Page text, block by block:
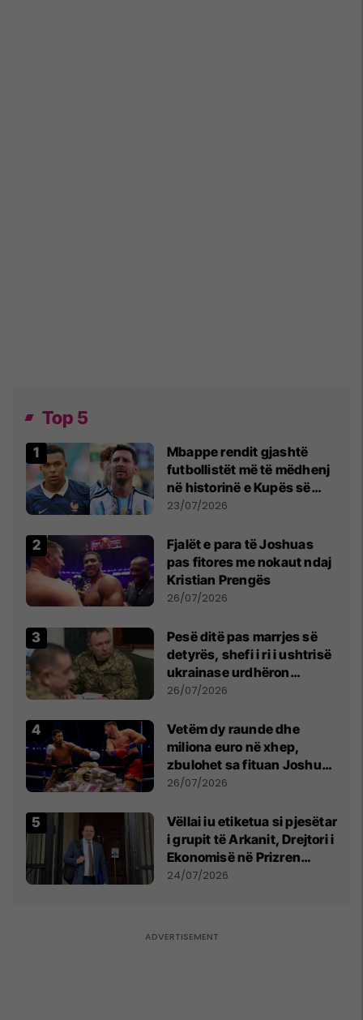
Top 5
Mbappe rendit gjashtë
futbollistët më të mëdhenj
në historinë e Kupës së
Botës, Messi mbetet i dyti
23/07/2026
Fjalët e para të Joshuas
pas fitores me nokaut ndaj
Kristian Prengës
26/07/2026
Pesë ditë pas marrjes së
detyrës, shefi i ri i ushtrisë
ukrainase urdhëron
kontroll të madh
26/07/2026
Vetëm dy raunde dhe
miliona euro në xhep,
zbulohet sa fituan Joshua
e Prenga
26/07/2026
Vëllai iu etiketua si pjesëtar
i grupit të Arkanit, Drejtori i
Ekonomisë në Prizren
mohon pretendimet
24/07/2026